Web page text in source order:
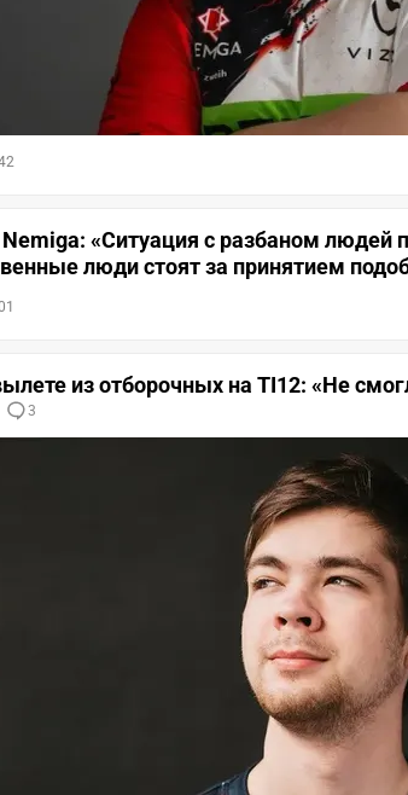
«Ситуация с разбаном людей
люди стоят за принятием
из отборочных на TI12: «Не
3